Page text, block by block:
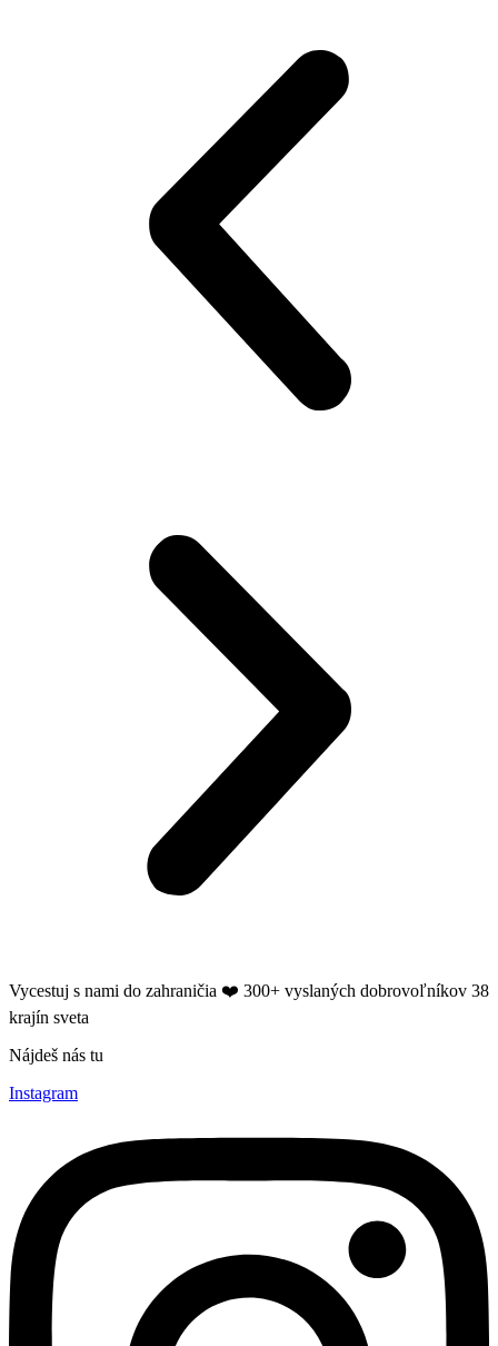
Vycestuj s nami do zahraničia ❤️​ 300+ vyslaných dobrovoľníkov 38
krajín sveta
Nájdeš nás tu
Instagram